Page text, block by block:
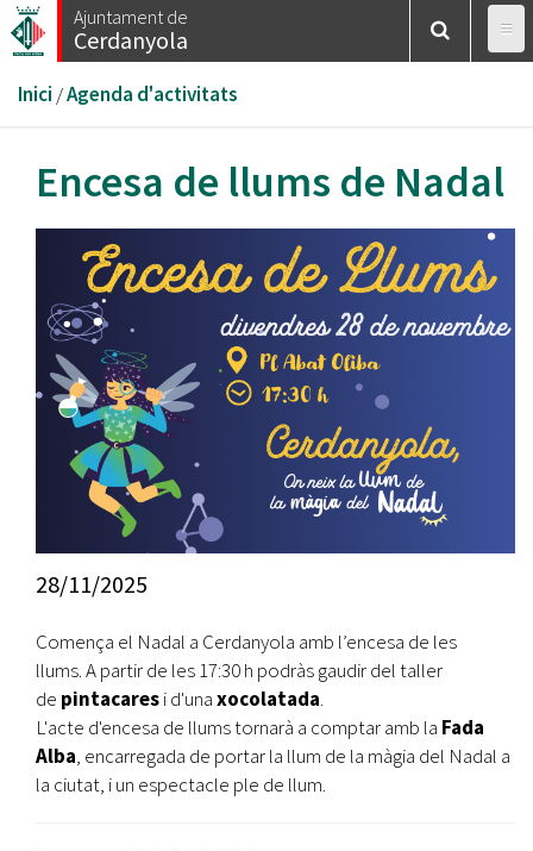
Vés
al
Ajuntament de
Cerdanyola
Esteu
aquí
Inici /Agenda d'activitats
Encesa de llums de Nadal
28/11/2025
Comença el Nadal a Cerdanyola amb l’encesa de les
llums. A partir de les 17:30 h podràs gaudir del taller
de pintacaresi d'unaxocolatada.
L'acte d'encesa de llums tornarà a comptar amb la Fada
Alba, encarregada de portar la llum de la màgia del Nadal a
la ciutat, i un espectacle ple de llum.